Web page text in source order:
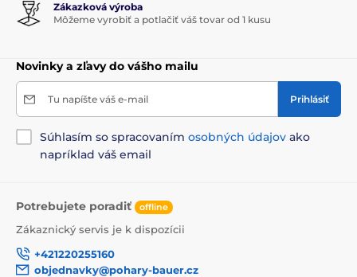
Zákazková výroba
Môžeme vyrobiť a potlačiť váš tovar od 1 kusu
Novinky a zľavy do vášho mailu
Tu napíšte váš e-mail Prihlásiť
Súhlasím so spracovaním osobných údajov ako
napríklad váš email
Potrebujete poradiť offline
Zákaznický servis je k dispozícii
+421220255160
objednavky@pohary-bauer.cz